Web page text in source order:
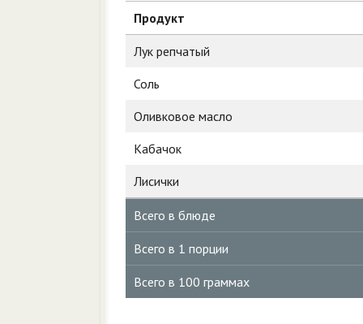
Продукт
Лук репчатый
Соль
Оливковое масло
Кабачок
Лисички
Всего в блюде
Всего в 1 порции
Всего в 100 граммах